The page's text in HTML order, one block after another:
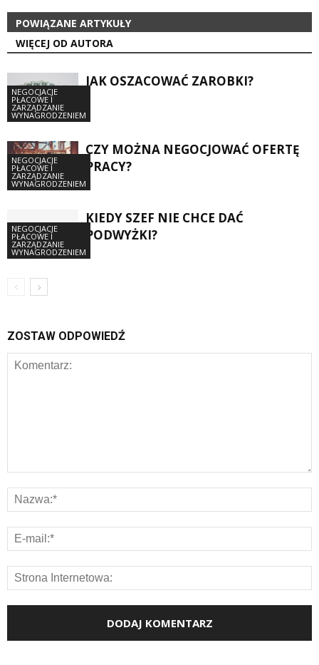
POWIĄZANE ARTYKUŁY
WIĘCEJ OD AUTORA
NEGOCJACJE
PŁACOWE I
ZARZĄDZANIE
WYNAGRODZENIEM
JAK OSZACOWAĆ ZAROBKI?
NEGOCJACJE
PŁACOWE I
ZARZĄDZANIE
WYNAGRODZENIEM
CZY MOŻNA NEGOCJOWAĆ OFERTĘ
PRACY?
NEGOCJACJE
PŁACOWE I
ZARZĄDZANIE
WYNAGRODZENIEM
KIEDY SZEF NIE CHCE DAĆ
PODWYŻKI?
ZOSTAW ODPOWIEDŹ